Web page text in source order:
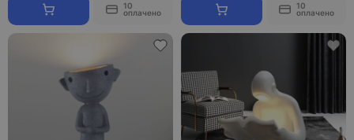
10
оплачено
10
оплачено